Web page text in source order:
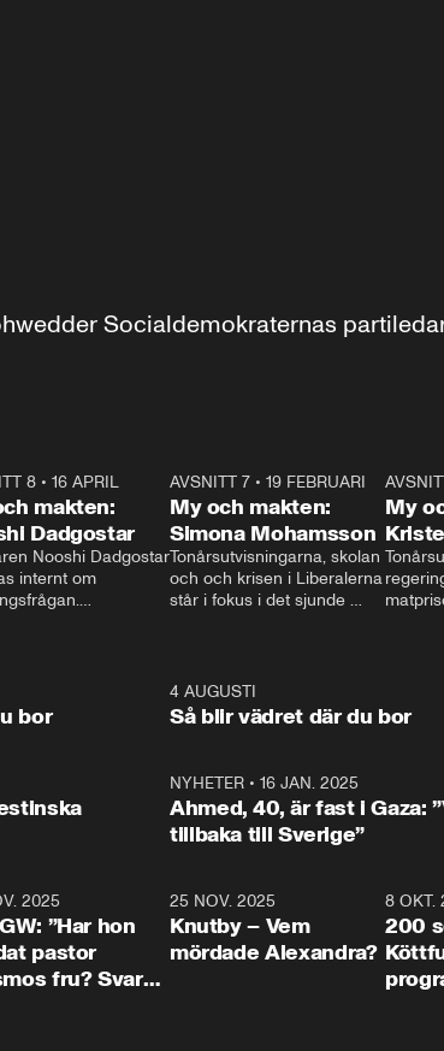
Socialdemokraternas
8• 16 APRIL
makten:
Dadgostar
Nooshi Dadgostar
internt om
upp i val. Ska vi
så sitter vi förstås
24:30
AVSNITT 7• 19 FEBRUARI
My och makten:
Simona Mohamsson
Tonårsutvisningarna, skolan
och och krisen i Liberalerna
står i fokus i det sjunde
kommentator My
Rohwedder ställer
utbildnings- och
Mohamsson till svars.
My
bor
4 AUGUSTI
Så blir vädret där du bor
NYHETER• 16 JAN. 2025
Ahmed, 40, är fast i Gaza:
tillbaka till Sverige”
2025
”Har hon
pastor
fru? Svar
31:05
25 NOV. 2025
Knutby – Vem
mördade Alexandra?
8 OKT.
200